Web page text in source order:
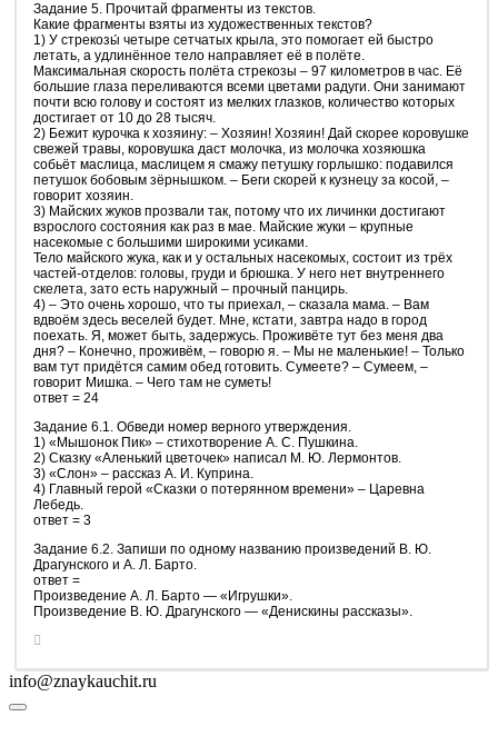
Задание 5. Прочитай фрагменты из текстов.
Какие фрагменты взяты из художественных текстов?
1) У стрекозы́ четыре сетчатых крыла, это помогает ей быстро
летать, а удлинённое тело направляет её в полёте.
Максимальная скорость полёта стрекозы – 97 километров в час. Её
большие глаза переливаются всеми цветами радуги. Они занимают
почти всю голову и состоят из мелких глазков, количество которых
достигает от 10 до 28 тысяч.
2) Бежит курочка к хозяину: – Хозяин! Хозяин! Дай скорее коровушке
свежей травы, коровушка даст молочка, из молочка хозяюшка
собьёт маслица, маслицем я смажу петушку горлышко: подавился
петушок бобовым зёрнышком. – Беги скорей к кузнецу за косой, –
говорит хозяин.
3) Майских жуков прозвали так, потому что их личинки достигают
взрослого состояния как раз в мае. Майские жуки – крупные
насекомые с большими широкими усиками.
Тело майского жука, как и у остальных насекомых, состоит из трёх
частей-отделов: головы, груди и брюшка. У него нет внутреннего
скелета, зато есть наружный – прочный панцирь.
4) – Это очень хорошо, что ты приехал, – сказала мама. – Вам
вдвоём здесь веселей будет. Мне, кстати, завтра надо в город
поехать. Я, может быть, задержусь. Проживёте тут без меня два
дня? – Конечно, проживём, – говорю я. – Мы не маленькие! – Только
вам тут придётся самим обед готовить. Сумеете? – Сумеем, –
говорит Мишка. – Чего там не суметь!
ответ = 24
Задание 6.1. Обведи номер верного утверждения.
1) «Мышонок Пик» – стихотворение А. С. Пушкина.
2) Сказку «Аленький цветочек» написал М. Ю. Лермонтов.
3) «Слон» – рассказ А. И. Куприна.
4) Главный герой «Сказки о потерянном времени» – Царевна
Лебедь.
ответ = 3
Задание 6.2. Запиши по одному названию произведений В. Ю.
Драгунского и А. Л. Барто.
ответ =
Произведение А. Л. Барто — «Игрушки».
Произведение В. Ю. Драгунского — «Денискины рассказы».
info@znaykauchit.ru